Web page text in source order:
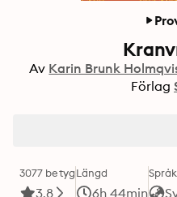
Av Karin Brunk
Förlag
3077 betyg
3.8
Längd
6h 44min
Språk